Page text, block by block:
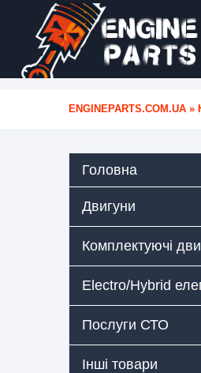
ENGINEPARTS.COM.UA »
Головна
Двигуни
Комплектуючі
Electro/Hybrid
Послуги СТО
Інші товари